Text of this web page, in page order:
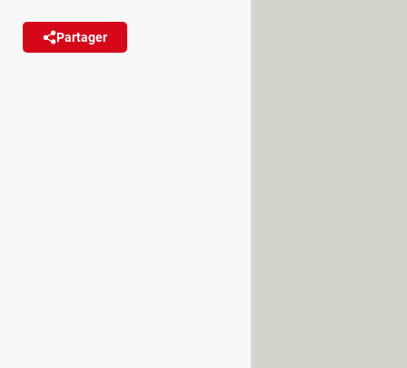
Partager
le réseau
mobile et Internet.
grand retour, avec un
rude cette année.
prix du gaz, du pétrole et de
et l'arrêt de vingt-six réacteurs
la France subisse des coupures